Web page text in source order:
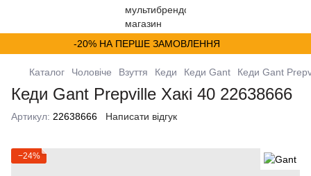
-20% НА ПЕРШЕ ЗАМОВЛЕННЯ
Каталог Чоловіче Взуття Кеди Кеди Gant Кеди Gant
Кеди Gant Prepville Хакі 40 22638666
Артикул: 22638666 Написати відгук
−24%